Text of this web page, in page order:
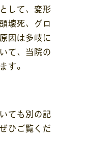
して、変形
壊死、グロ
因は多岐に
て、当院の
す。
ても別の記
ひご覧くだ